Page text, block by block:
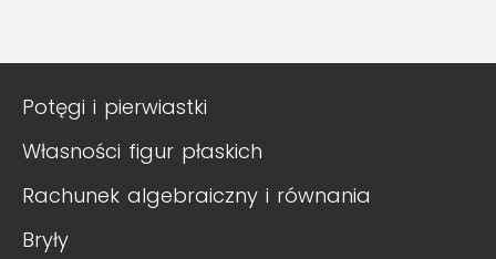
Potęgi i pierwiastki
Własności figur płaskich
Rachunek algebraiczny i równania
Bryły